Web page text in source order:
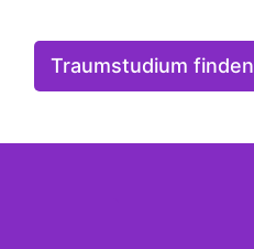
Traumstudium finden